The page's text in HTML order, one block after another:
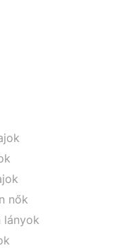
nők
lányok